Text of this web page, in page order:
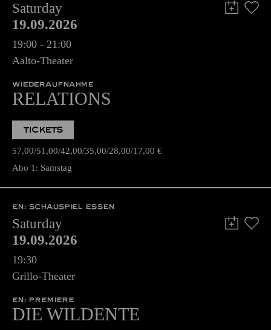
Saturday
19.09.2026
19:00 - 21:00
Aalto-Theater
WIEDERAUFNAHME
RELATIONS
TICKETS
57,00 51,00 42,00 35,00 28,00 17,00 €
Abo 1: Samstag
EN: SCHAUSPIEL ESSEN
Saturday
19.09.2026
19:30
Grillo-Theater
EN: PREMIERE
DIE WILDENTE